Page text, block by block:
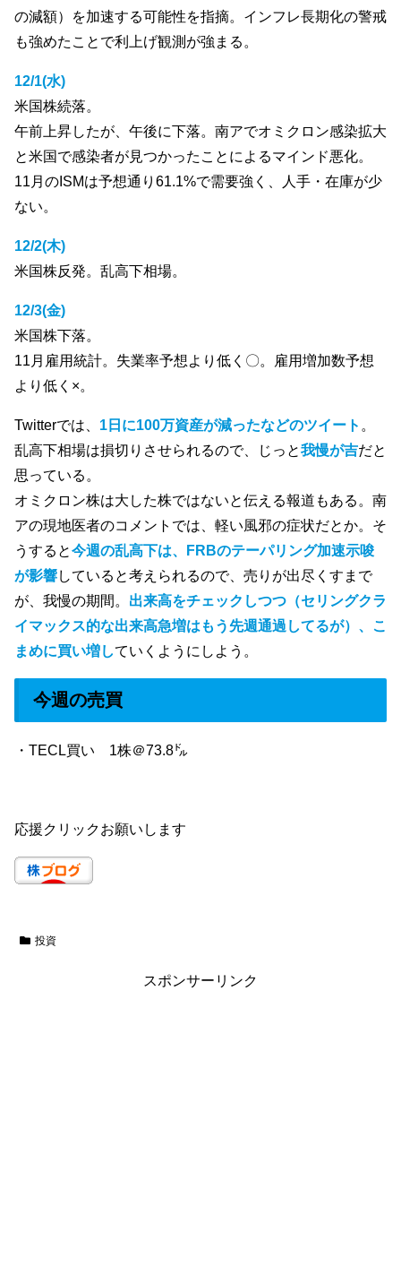
の減額）を加速する可能性を指摘。インフレ長期化の警戒
も強めたことで利上げ観測が強まる。
12/1(水)
米国株続落。
午前上昇したが、午後に下落。南アでオミクロン感染拡大
と米国で感染者が見つかったことによるマインド悪化。
11月のISMは予想通り61.1%で需要強く、人手・在庫が少
ない。
12/2(木)
米国株反発。乱高下相場。
12/3(金)
米国株下落。
11月雇用統計。失業率予想より低く〇。雇用増加数予想
より低く×。
Twitterでは、 1日に100万資産が減ったなどのツイート 。
乱高下相場は損切りさせられるので、じっと我慢が吉だと
思っている。
オミクロン株は大した株ではないと伝える報道もある。南
アの現地医者のコメントでは、軽い風邪の症状だとか。そ
うすると今週の乱高下は、FRBのテーパリング加速示唆
が影響していると考えられるので、売りが出尽くすまで
が、我慢の期間。 出来高をチェックしつつ（セリングクラ
イマックス的な出来高急増はもう先週通過してるが）、こ
まめに買い増していくようにしよう。
今週の売買
・TECL買い 1株＠73.8㌦
応援クリックお願いします
投資
スポンサーリンク